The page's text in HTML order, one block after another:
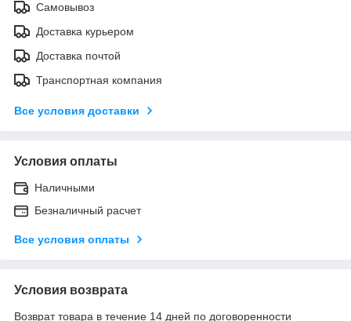
Самовывоз
Доставка курьером
Доставка почтой
Транспортная компания
Все условия доставки
Условия оплаты
Наличными
Безналичный расчет
Все условия оплаты
Условия возврата
Возврат товара в течение 14 дней по договоренности